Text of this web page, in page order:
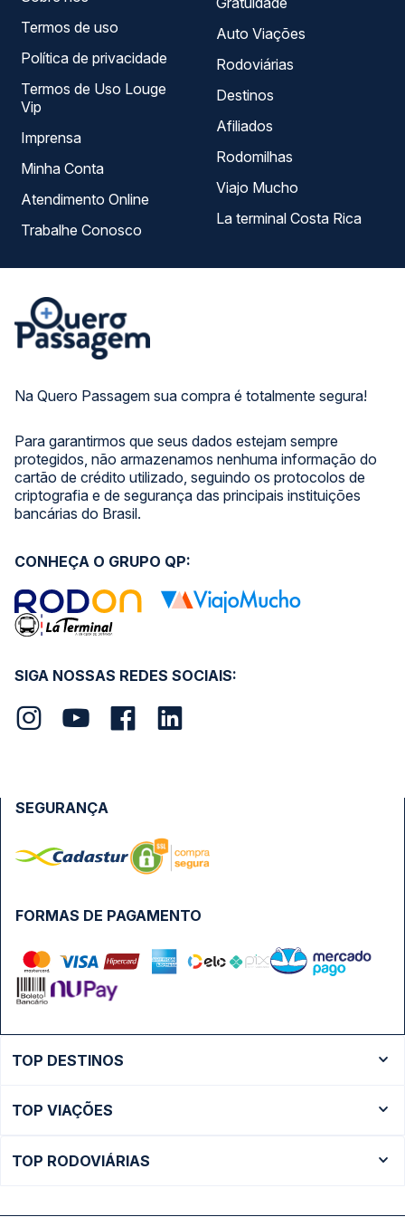
Na Quero Passagem sua compra é totalmente segura!
Para garantirmos que seus dados estejam sempre
protegidos, não armazenamos nenhuma informação do
cartão de crédito utilizado, seguindo os protocolos de
criptografia e de segurança das principais instituições
bancárias do Brasil.
Termos de uso
Política de privacidade
Termos de Uso Louge
Vip
Imprensa
Minha Conta
Atendimento Online
Trabalhe Conosco
Auto Viações
Rodoviárias
Destinos
Afiliados
Rodomilhas
Viajo Mucho
La terminal Costa Rica
SIGA NOSSAS REDES SOCIAIS:
CONHEÇA O GRUPO QP:
FORMAS DE PAGAMENTO
SEGURANÇA
TOP DESTINOS
Ônibus São Paulo
TOP VIAÇÕES
TOP RODOVIÁRIAS